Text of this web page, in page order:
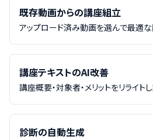
既存動画からの講座組立
アップロード済み動画を選んで最適
講座テキストのAI改善
講座概要・対象者・メリットをリライ
診断の自動生成